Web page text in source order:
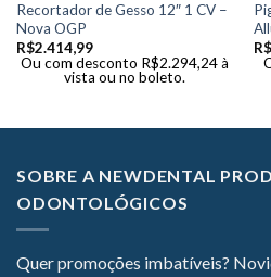
Recortador de Gesso 12″ 1 CV –
Nova OGP
R$2.414,99
Ou com desconto R$2.294,24 à
vista ou no boleto.
R$
SOBRE A NEWDENTAL
ODONTOLÓGICOS
Quer promoções imbatíveis?